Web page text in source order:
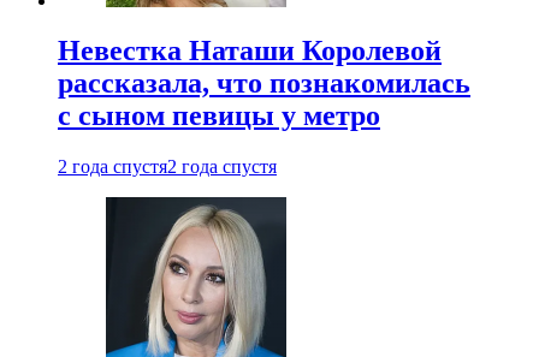
Невестка Наташи Королевой
рассказала, что познакомилась
с сыном певицы у метро
2 года спустя2 года спустя